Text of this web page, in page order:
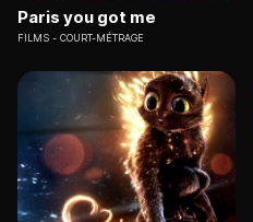
Paris you got me
FILMS COURT-MÉTRAGE